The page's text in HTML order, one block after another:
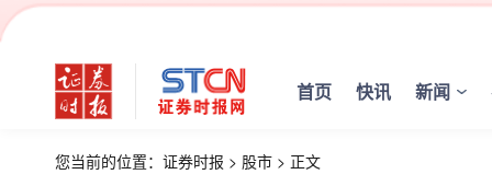
首页 快讯 新闻
您当前的位置： 证券时报 > 股市 > 正文